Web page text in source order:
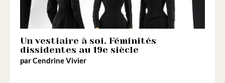
Un vestiaire à soi. Féminités
dissidentes au 19e siècle
par Cendrine Vivier